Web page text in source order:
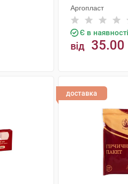
Аргопласт
Є в наявності
від 35.00
доставка